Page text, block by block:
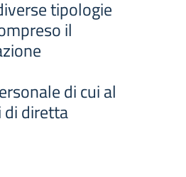
tipologie
il
di cui al
di diretta